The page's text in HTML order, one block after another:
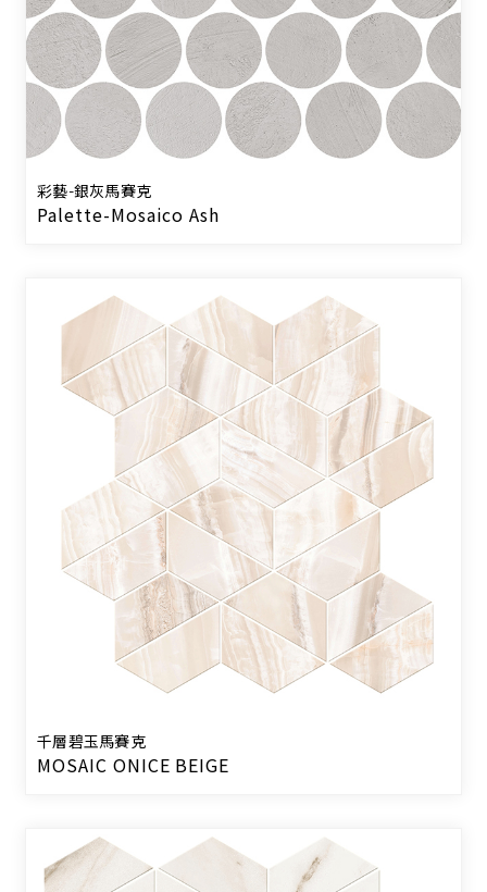
彩藝-銀灰馬賽克
Palette-Mosaico Ash
千層碧玉馬賽克
MOSAIC ONICE BEIGE